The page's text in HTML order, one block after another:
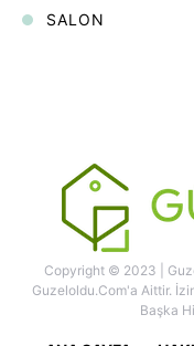
SALON
Copyright © 2023 |
Guzeloldu.com'a Aittir.
Başka